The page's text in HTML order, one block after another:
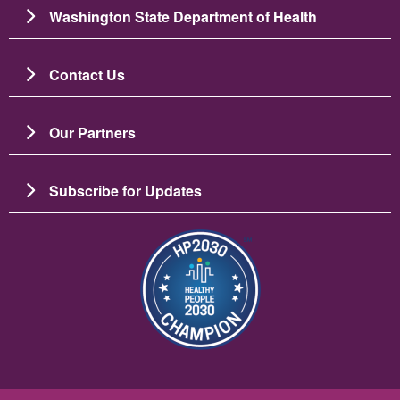
Washington State Department of Health
Contact Us
Our Partners
Subscribe for Updates
Image